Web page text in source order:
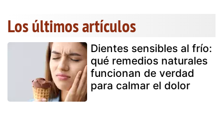
Los últimos artículos
Dientes sensibles al frío:
qué remedios naturales
funcionan de verdad
para calmar el dolor